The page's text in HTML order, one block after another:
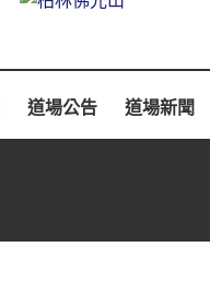
道場公告 道場新聞